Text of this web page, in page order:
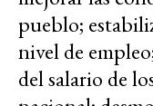
pueblo;
nivel de
del salario de